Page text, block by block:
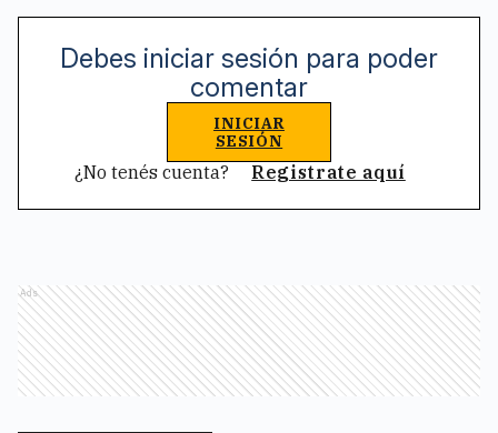
Debes iniciar sesión para poder
comentar
INICIAR
SESIÓN
¿No tenés cuenta? Registrate aquí
Ads